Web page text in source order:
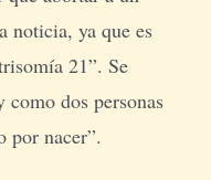
noticia, ya que es
21”. Se
dos personas
por nacer”.